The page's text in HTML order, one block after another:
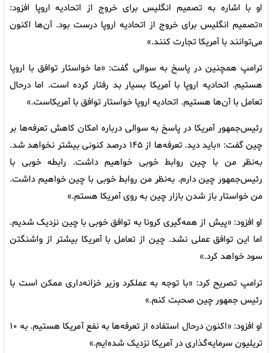
او با اشاره به تصمیم انگلیس برای خروج از اتحادیه اروپا افزود:
«تصمیم انگلیس برای خروج از اتحادیه اروپا درست بود. آن‌ها اکنون
می‌توانند با آمریکا تجارت کنند.»
ترامپ همچنین در پاسخ به سوالی گفت: «ما خواستار توافق با اروپا
هستیم. اتحادیه اروپا با آمریکا بسیار بد رفتار کرده است. اما درحال
تعامل با آن‌ها هستیم. اتحادیه اروپا خواستار توافق با آمریکاست.»
رئیس‌جمهور آمریکا در پاسخ به سوالی درباره امکان کاهش تعرفه‌ها بر
چین گفت: «باید دید. تعرفه‌ها از ۱۴۵ درصد کنونی بیشتر نخواهد شد.
به‌نظر من با چین روابط خوبی خواهیم داشت. رابطه خوبی با
رئیس‌جمهور چین دارم. به‌نظر من روابط خوبی با چین خواهیم داشت.
من خواستار باز شدن بازار چین به روی آمریکا هستم.»
او افزود: «پیش از همه‌گیری کرونا به توافق خوبی با چین نزدیک شدیم.
اما این توافق عملی نشد. چین از تعامل با آمریکا بیشتر از واشنگتن
سود خواهد کرد.»
ترامپ تصریح کرد: «با توجه به عملکرد وزیر خزانه‌داری ممکن است با
رئیس جمهور چین صحبت کنم.»
او افزود: «اکنون درحال استفاده از تعرفه‌ها به نفع آمریکا هستیم. به ۱۰
تریلیون سرمایه‌گذاری در آمریکا نزدیک شده‌ایم.»